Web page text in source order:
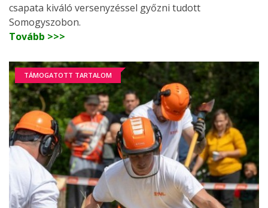
csapata kiváló versenyzéssel győzni tudott
Somogyszobon.
Tovább >>>
TÁMOGATOTT TARTALOM